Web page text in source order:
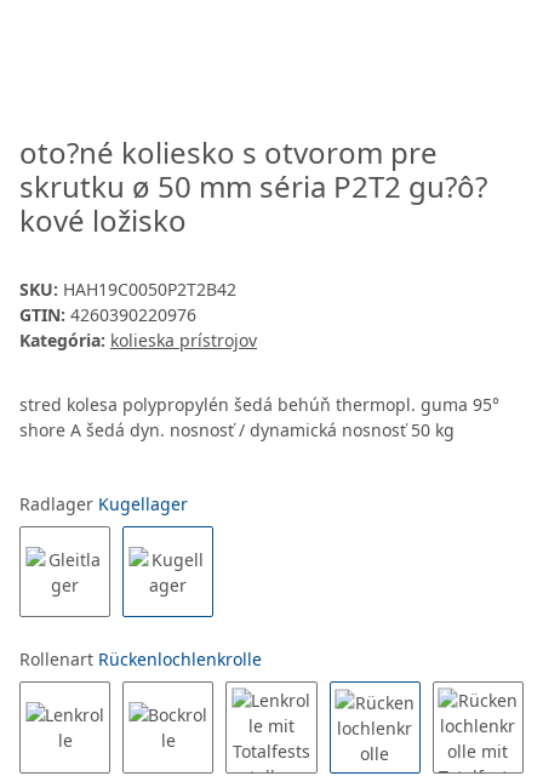
oto?né koliesko s otvorom pre
skrutku ø 50 mm séria P2T2 gu?ô?
kové ložisko
SKU: HAH19C0050P2T2B42
GTIN: 4260390220976
Kategória: kolieska prístrojov
stred kolesa polypropylén šedá behúň thermopl. guma 95°
shore A šedá dyn. nosnosť / dynamická nosnosť 50 kg
Radlager Kugellager
Rollenart Rückenlochlenkrolle